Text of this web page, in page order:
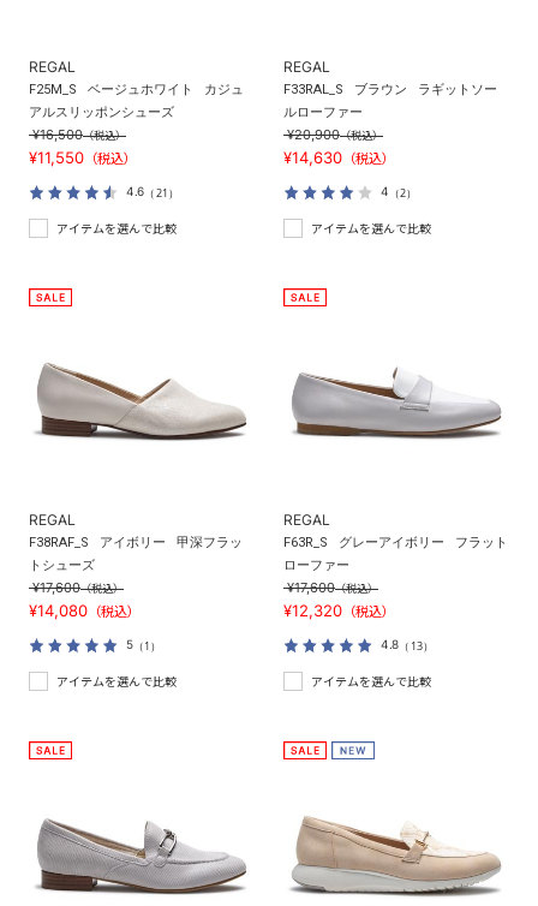
REGAL
F25M_S ベージュホワイト
カジュ
アルスリッポンシューズ
¥16,500（税込）
¥11,550 （税込）
4.6 （21）
アイテムを選んで比較
REGAL
F33RAL_S ブラウン
ラギットソー
ルローファー
¥20,900（税込）
¥14,630 （税込）
4 （2）
アイテムを選んで比較
REGAL
F38RAF_S アイボリー
甲深フラッ
トシューズ
¥17,600（税込）
¥14,080 （税込）
5（1）
アイテムを選んで比較
REGAL
F63R_S グレーアイボリー
フラット
ローファー
¥17,600（税込）
¥12,320 （税込）
4.8 （13）
アイテムを選んで比較